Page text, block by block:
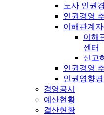
노사 인권
인권경영
이해관계
이해
센터
신고
인권경영
인권영향
경영공시
예산현황
결산현황